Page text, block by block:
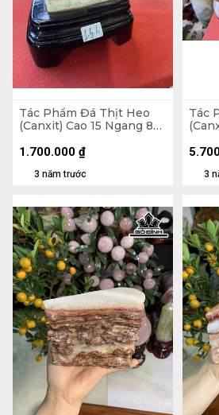
Tác Phẩm Đá Thịt Heo
(Canxit) Cao 15 Ngang 8
3 năm trước
1.700.000 ₫
Tác
3